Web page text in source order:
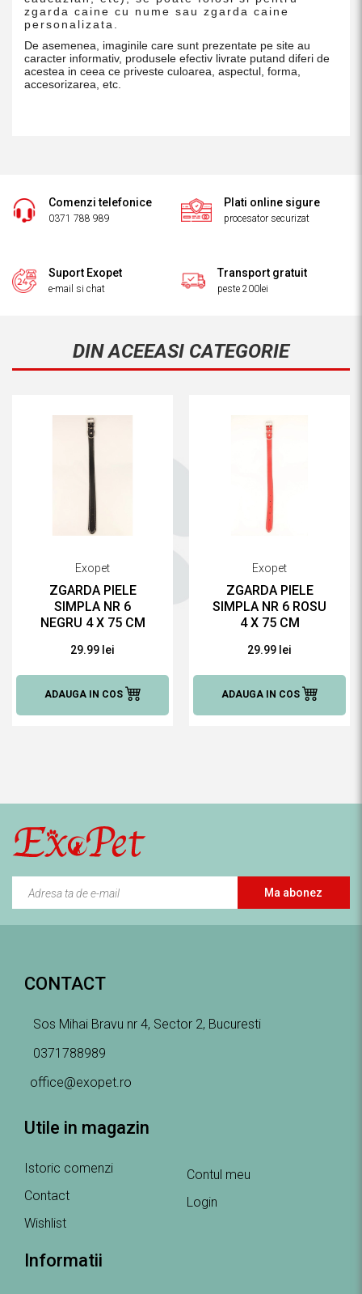
zgarda caine cu nume sau zgarda caine
personalizata.
De asemenea, imaginile care sunt prezentate pe site au
caracter informativ, produsele efectiv livrate putand diferi de
acestea in ceea ce priveste culoarea, aspectul, forma,
accesorizarea, etc.
Comenzi telefonice
0371 788 989
Plati online sigure
procesator securizat
Suport Exopet
e-mail si chat
Transport gratuit
peste 200lei
DIN ACEEASI CATEGORIE
Exopet
ZGARDA PIELE
SIMPLA NR 6
NEGRU 4 X 75 CM
29.99 lei
ADAUGA IN COS
Exopet
ZGARDA PIELE
SIMPLA NR 6 ROSU
4 X 75 CM
29.99 lei
ADAUGA IN COS
Ma abonez
CONTACT
Sos Mihai Bravu nr 4, Sector 2, Bucuresti
0371788989
office@exopet.ro
Utile in magazin
Istoric comenzi
Contact
Wishlist
Contul meu
Login
Informatii